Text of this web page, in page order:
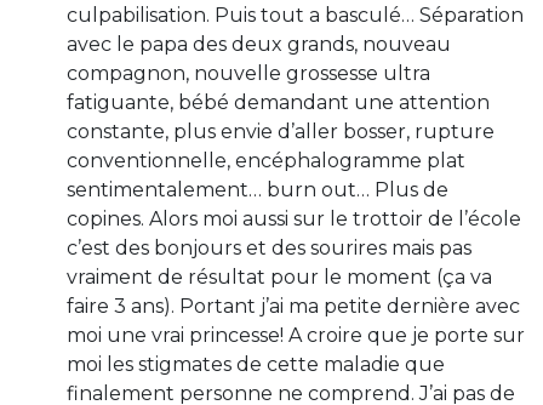
culpabilisation. Puis tout a basculé… Séparation
avec le papa des deux grands, nouveau
compagnon, nouvelle grossesse ultra
fatiguante, bébé demandant une attention
constante, plus envie d’aller bosser, rupture
conventionnelle, encéphalogramme plat
sentimentalement… burn out… Plus de
copines. Alors moi aussi sur le trottoir de l’école
c’est des bonjours et des sourires mais pas
vraiment de résultat pour le moment (ça va
faire 3 ans). Portant j’ai ma petite dernière avec
moi une vrai princesse! A croire que je porte sur
moi les stigmates de cette maladie que
finalement personne ne comprend. J’ai pas de